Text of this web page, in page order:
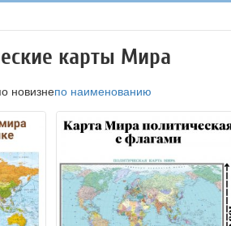
карты Мира
новизнепо наименованию